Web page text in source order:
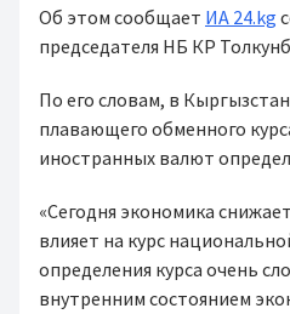
Об этом сообщает ИА 24.kg
председателя НБ КР
По его словам, в
плавающего обменного
иностранных валют
«Сегодня экономика
влияет на курс
определения курса очень
внутренним состоянием